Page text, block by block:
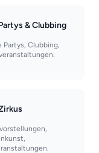
& Clubbing
Partys, Clubbing,